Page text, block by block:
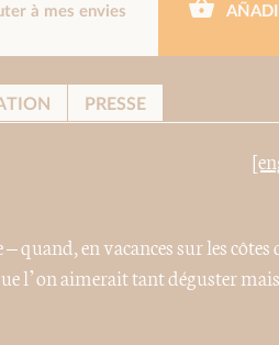
à mes envies
PRESSE
quand, en vacances sur les
l’on aimerait tant déguster